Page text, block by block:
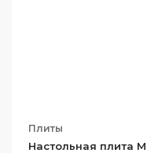
Плиты
Настольная плита